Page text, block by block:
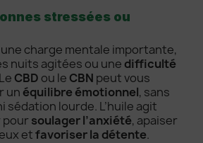
stressées ou
charge mentale importante,
nuits agitées ou une difficulté
CBD ou le CBN peut vous
un équilibre émotionnel, sans
sédation lourde. L’huile agit
soulager l’anxiété, apaiser
etfavoriser la détente.